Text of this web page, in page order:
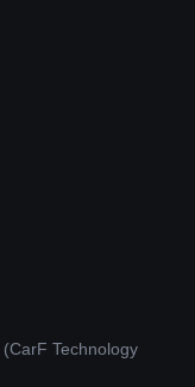
Technology